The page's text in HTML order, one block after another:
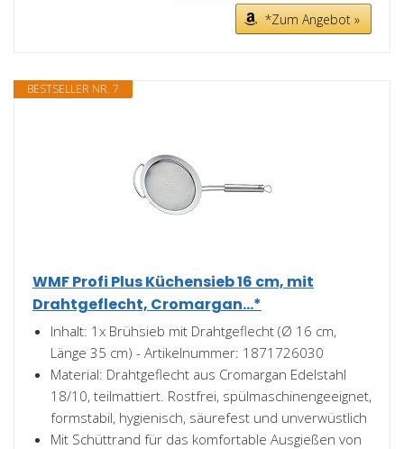
*Zum Angebot »
BESTSELLER NR. 7
WMF Profi Plus Küchensieb 16 cm, mit
Drahtgeflecht, Cromargan...*
Inhalt: 1x Brühsieb mit Drahtgeflecht (Ø 16 cm,
Länge 35 cm) - Artikelnummer: 1871726030
Material: Drahtgeflecht aus Cromargan Edelstahl
18/10, teilmattiert. Rostfrei, spülmaschinengeeignet,
formstabil, hygienisch, säurefest und unverwüstlich
Mit Schüttrand für das komfortable Ausgießen von